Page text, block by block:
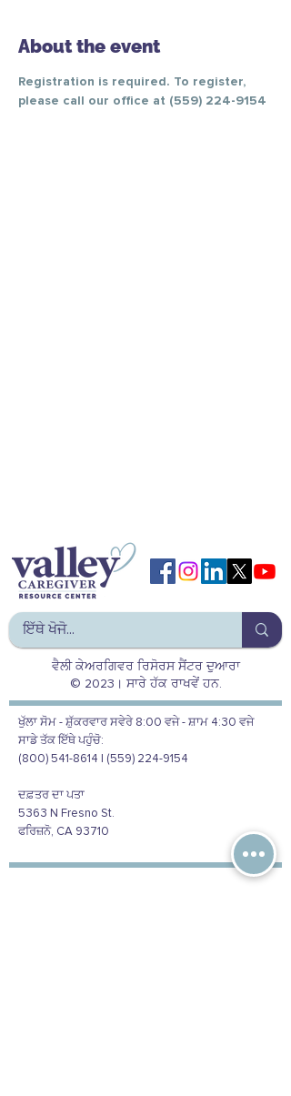
About the event
Registration is required. To register,
please call our office at (559) 224-9154
ਵੈਲੀ ਕੇਅਰਗਿਵਰ ਰਿਸੋਰਸ ਸੈਂਟਰ ਦੁਆਰਾ
© 2023। ਸਾਰੇ ਹੱਕ ਰਾਖਵੇਂ ਹਨ.
ਖੁੱਲਾ ਸੋਮ - ਸ਼ੁੱਕਰਵਾਰ ਸਵੇਰੇ 8:00 ਵਜੇ - ਸ਼ਾਮ 4:30 ਵਜੇ
ਸਾਡੇ ਤੱਕ ਇੱਥੇ ਪਹੁੰਚੋ:
(800) 541-8614 | (559) 224-9154
ਦਫ਼ਤਰ ਦਾ ਪਤਾ
5363 N Fresno St.
ਫਰਿਜ਼ਨੋ, CA 93710